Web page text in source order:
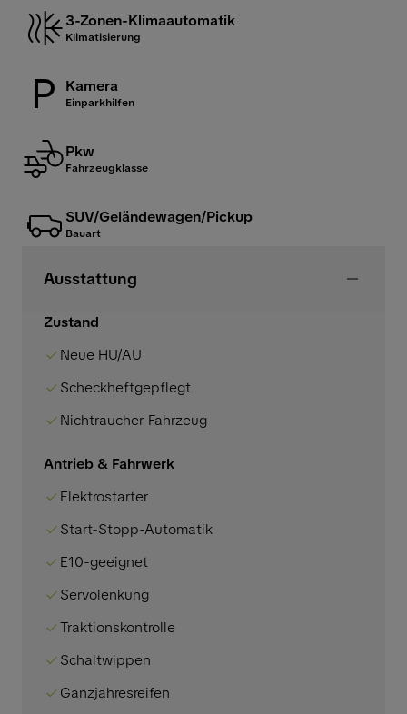
3-Zonen-Klimaautomatik
Klimatisierung
Kamera
Einparkhilfen
Pkw
Fahrzeugklasse
SUV/Geländewagen/Pickup
Bauart
Ausstattung
Zustand
Neue HU/AU
Scheckheftgepflegt
Nichtraucher-Fahrzeug
Antrieb & Fahrwerk
Elektrostarter
Start-Stopp-Automatik
E10-geeignet
Servolenkung
Traktionskontrolle
Schaltwippen
Ganzjahresreifen